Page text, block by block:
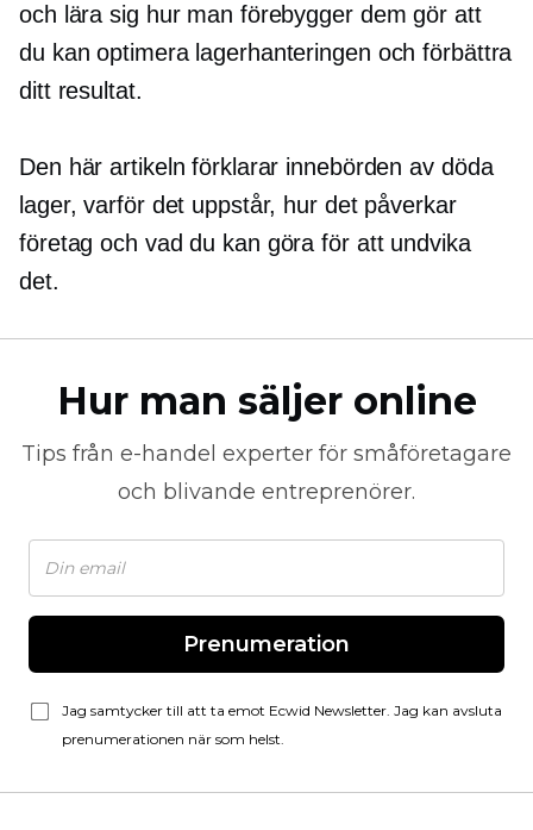
och lära sig hur man förebygger dem gör att
du kan optimera lagerhanteringen och förbättra
ditt resultat.
Den här artikeln förklarar innebörden av döda
lager, varför det uppstår, hur det påverkar
företag och vad du kan göra för att undvika
det.
Hur man säljer online
Tips från e-handel experter för småföretagare
och blivande entreprenörer.
Prenumeration
Jag samtycker till att ta emot Ecwid Newsletter. Jag kan avsluta
prenumerationen när som helst.